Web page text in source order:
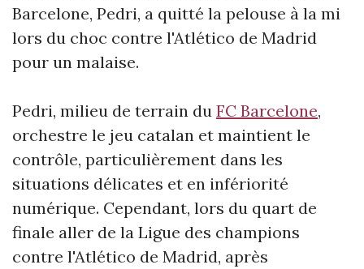
Barcelone, Pedri, a quitté la pelouse à la mi
lors du choc contre l'Atlético de Madrid
pour un malaise.
Pedri, milieu de terrain du FC Barcelone,
orchestre le jeu catalan et maintient le
contrôle, particulièrement dans les
situations délicates et en infériorité
numérique. Cependant, lors du quart de
finale aller de la Ligue des champions
contre l'Atlético de Madrid, après